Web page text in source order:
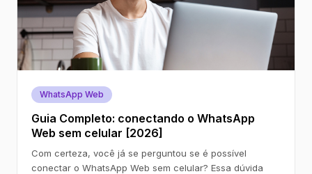
WhatsApp Web
Guia Completo: conectando o WhatsApp
Web sem celular [2026]
Com certeza, você já se perguntou se é possível
conectar o WhatsApp Web sem celular? Essa dúvida